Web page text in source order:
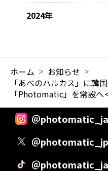
2024年
ホーム
お知らせ
「あべのハルカス」に韓
「Photomatic」を常設
＠
＠photomatic_jp
＠